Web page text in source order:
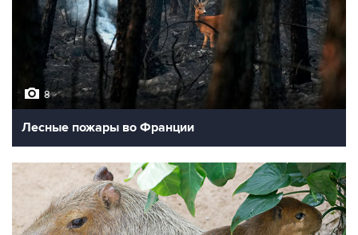
8
Лесные пожары во Франции